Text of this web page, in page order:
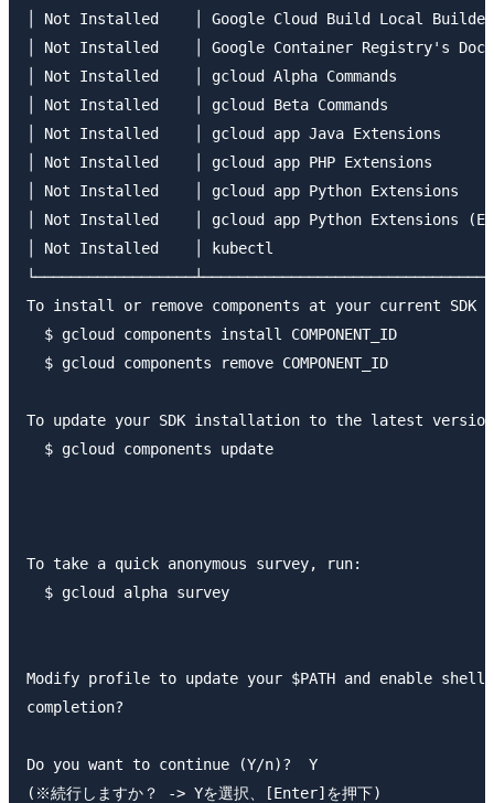
│ Not Installed    │ Google Cloud Build Local
│ Not Installed    │ Google Container Registry's
│ Not Installed    │ gcloud Alpha
│ Not Installed    │ gcloud Beta
│ Not Installed    │ gcloud app Java
│ Not Installed    │ gcloud app PHP
│ Not Installed    │ gcloud app Python
│ Not Installed    │ gcloud app Python Extensions
│ Not Installed    │ kubectl
To install or remove components at your current
  $ gcloud components install COMPONENT_ID
  $ gcloud components remove COMPONENT_ID
To update your SDK installation to the latest
  $ gcloud components update
To take a quick anonymous survey, run:
  $ gcloud alpha survey
Modify profile to update your $PATH and enable shell
completion?
Do you want to continue (Y/n)?  Y
(※続行しますか？ -> Yを選択、[Enter]を押下)